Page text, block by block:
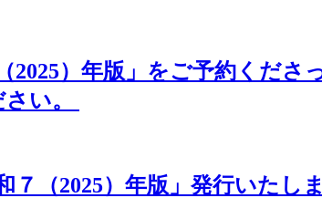
2025）年版」をご予約くだ
い。
（2025）年版」発行いたしま